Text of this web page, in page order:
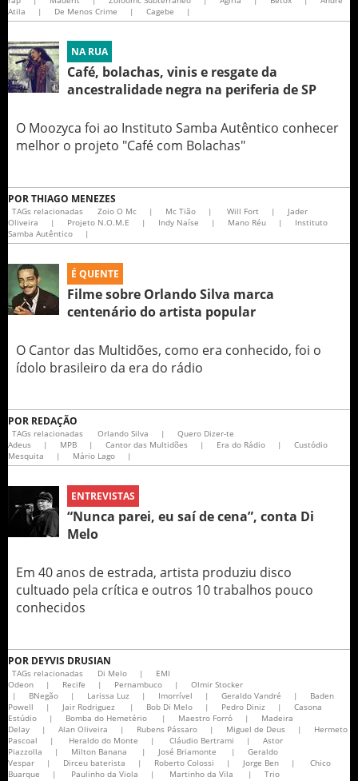
Atila
| De Menos Crime | Cagebe |
NA RUA
Café, bolachas, vinis e resgate da
ancestralidade negra na periferia de SP
O Moozyca foi ao Instituto Samba Autêntico conhecer
melhor o projeto "Café com Bolachas"
PORTHIAGO MENEZES
TAGs relacionadas Zoio O Mc | Mc Tião | Will Fort |
Jader
Oliveira
| Projeto N.O.M.E | Indy Naíse | Mano Réu |
Instituto
Samba Autêntico
|
É QUENTE
Filme sobre Orlando Silva marca
centenário do artista popular
O Cantor das Multidões, como era conhecido, foi o
ídolo brasileiro da era do rádio
POR REDAÇÃO
TAGs relacionadas Orlando Silva |
Quero Dizer-te
Adeus
| MPB | Cantor das Multidões | Era do Rádio |
Custódio
Mesquita
| Mário Lago |
ENTREVISTAS
“Nunca parei, eu saí de cena”, conta Di
Melo
Em 40 anos de estrada, artista produziu disco
cultuado pela crítica e outros 10 trabalhos pouco
conhecidos
POR DEYVIS DRUSIAN
TAGs relacionadas Di Melo |
EMI
Odeon
| Recife | Pernambuco |
Olmir Stocker
|
BNegão | Larissa Luz | Imorrível | Geraldo Vandré |
Baden
Powell
| Jair Rodriguez | Bob Di Melo | Pedro Diniz |
Casona
Estúdio
| Bomba do Hemetério | Maestro Forró |
Madeira
Delay
| Alan Oliveira | Rubens Pássaro | Miguel de Deus |
Hermeto
Pascoal
| Heraldo do Monte | Cláudio Bertrami |
Astor
Piazzolla
| Milton Banana | José Briamonte |
Geraldo
Vespar
| Dirceu baterista | Roberto Colossi | Jorge Ben |
Chico
Buarque
| Paulinho da Viola | Martinho da Vila |
Trio